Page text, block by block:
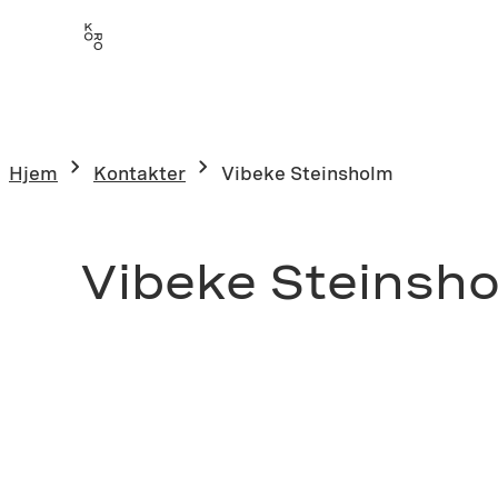
Hjem Kontakter Vibeke Steinsholm
Vibeke